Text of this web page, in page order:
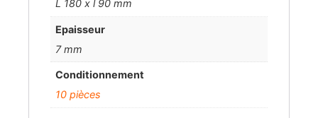
L 180 x l 90 mm
Epaisseur
7 mm
Conditionnement
10 pièces